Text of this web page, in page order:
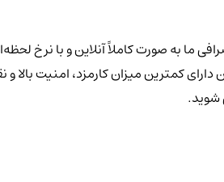
ما به صورت کاملاً آنلاین و با نرخ
کمترین میزان کارمزد، امنیت
شوید.